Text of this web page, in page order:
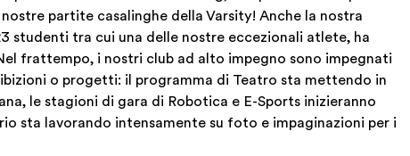
partite casalinghe della Varsity! Anche la nostra
studenti tra cui una delle nostre eccezionali atlete, ha
frattempo, i nostri club ad alto impegno sono impegnati
o progetti: il programma di Teatro sta mettendo in
le stagioni di gara di Robotica e E-Sports inizieranno
sta lavorando intensamente su foto e impaginazioni per i